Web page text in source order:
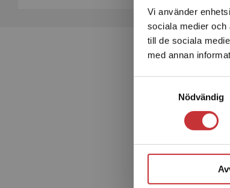
Vi använder
sociala medier och
till de sociala
med annan
Nödvändig